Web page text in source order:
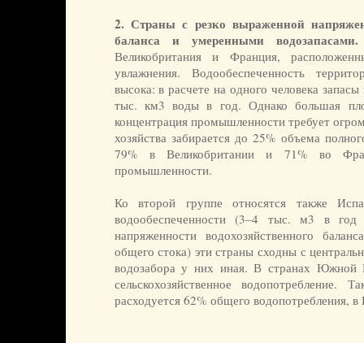
2. Страны с резко выраженной
баланса и умеренными водозапасами.
Великобритания и Франция,
увлажнения. Водообеспеченность
высока: в расчете на одного человека
тыс. км3 воды в год. Однако большая
концентрация промышленности требует
хозяйства забирается до 25% объема
79% в Великобритании и 71% во
промышленности.
Ко второй группе относятся также
водообеспеченности (3–4 тыс. м3 в
напряженности водохозяйственного
общего стока) эти страны сходны с
водозабора у них иная. В странах Южной
сельскохозяйственное
расходуется 62% общего водопотребления,